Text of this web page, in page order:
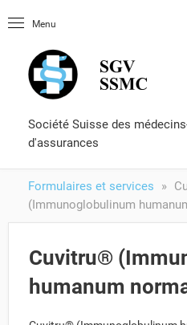
Menu
Société Suisse des
d'assurances
Formulaires et services
(Immunoglobulinum
Cuvitru®
humanum
Littérature
Certificat de capacité
Formulaires et services